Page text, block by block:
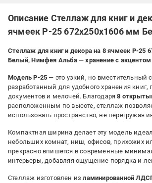
Описание Стеллаж для книг и
ячмеек P-25 672х250х1606 мм
Стеллаж для книг и декора на 8 ячмеек P-25
Белый, Нимфея Альба — хранение с акцентом
Модель P-25 — это узкий, но вместительный
разработанный для удобного хранения книг,
документов и мелочей. Благодаря8
расположенным по высоте, стеллаж
использовать пространство, не перегружая
Компактная ширина делает эту модель
небольших комнат, ниш, офисов, прихожих
прекрасно впишется в современные
интерьеры, добавляя ощущение порядка и
Стеллаж изготовлен изламинированной